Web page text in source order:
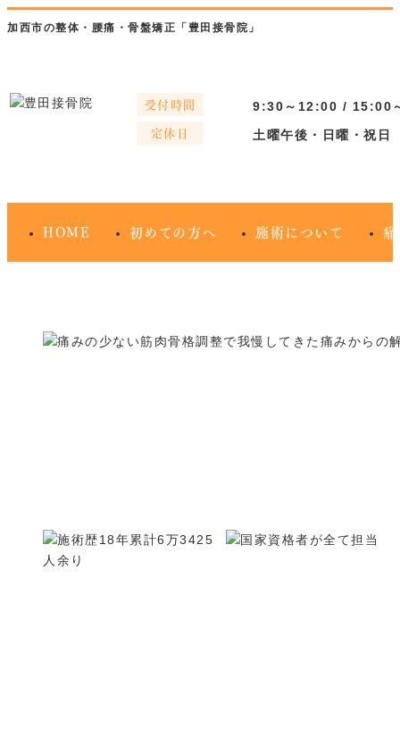
加西市の整体・腰痛・骨盤矯正「豊田接骨院」
受付時間 9:30～12:00 / 15:00
定休日 土曜午後・日曜・祝日
HOME 初めての方へ 施術について